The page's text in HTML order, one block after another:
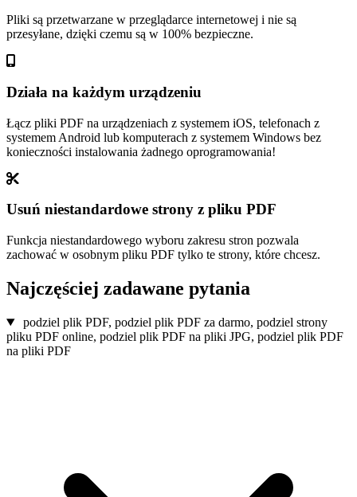
Pliki są przetwarzane w przeglądarce internetowej i nie są
przesyłane, dzięki czemu są w 100% bezpieczne.
Działa na każdym urządzeniu
Łącz pliki PDF na urządzeniach z systemem iOS, telefonach z
systemem Android lub komputerach z systemem Windows bez
konieczności instalowania żadnego oprogramowania!
Usuń niestandardowe strony z pliku PDF
Funkcja niestandardowego wyboru zakresu stron pozwala
zachować w osobnym pliku PDF tylko te strony, które chcesz.
Najczęściej zadawane pytania
podziel plik PDF, podziel plik PDF za darmo, podziel strony
pliku PDF online, podziel plik PDF na pliki JPG, podziel plik PDF
na pliki PDF